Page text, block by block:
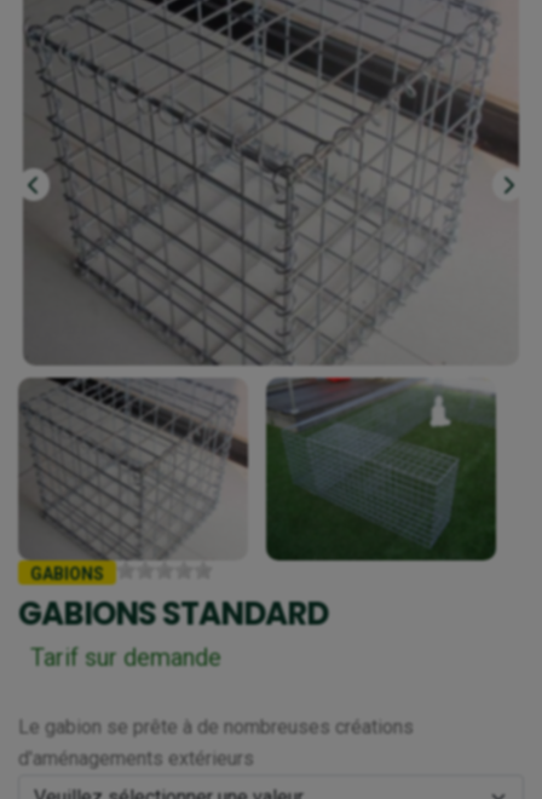
GABIONS
GABIONS STANDARD
Tarif sur demande
Le gabion se prête à de nombreuses créations
d'aménagements extérieurs